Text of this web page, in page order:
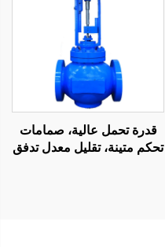
قدرة تحمل عالية، صمامات
تحكم متينة، تقليل معدل تدفق